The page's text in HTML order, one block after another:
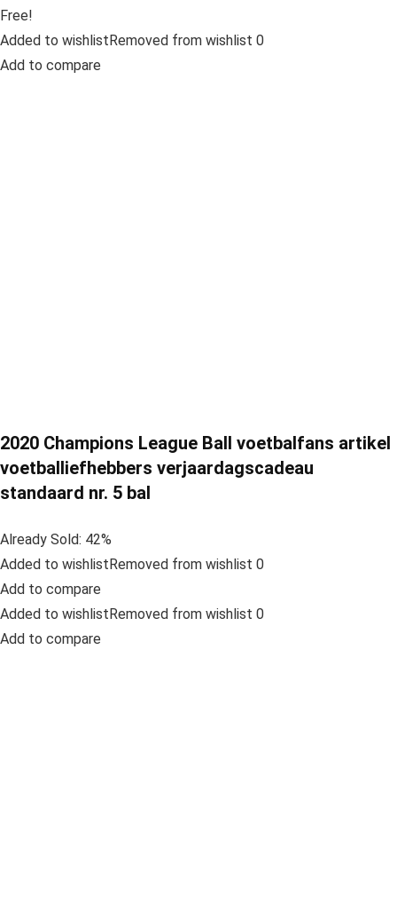
Free!
Added to wishlistRemoved from wishlist 0
Add to compare
2020 Champions League Ball voetbalfans artikel
voetballiefhebbers verjaardagscadeau
standaard nr. 5 bal
Already Sold: 42%
Added to wishlistRemoved from wishlist 0
Add to compare
Added to wishlistRemoved from wishlist 0
Add to compare